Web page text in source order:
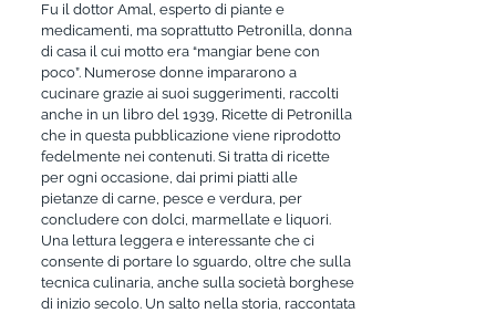
Fu il dottor Amal, esperto di piante e
medicamenti, ma soprattutto Petronilla, donna
di casa il cui motto era “mangiar bene con
poco”. Numerose donne impararono a
cucinare grazie ai suoi suggerimenti, raccolti
anche in un libro del 1939, Ricette di Petronilla
che in questa pubblicazione viene riprodotto
fedelmente nei contenuti. Si tratta di ricette
per ogni occasione, dai primi piatti alle
pietanze di carne, pesce e verdura, per
concludere con dolci, marmellate e liquori.
Una lettura leggera e interessante che ci
consente di portare lo sguardo, oltre che sulla
tecnica culinaria, anche sulla società borghese
di inizio secolo. Un salto nella storia, raccontata